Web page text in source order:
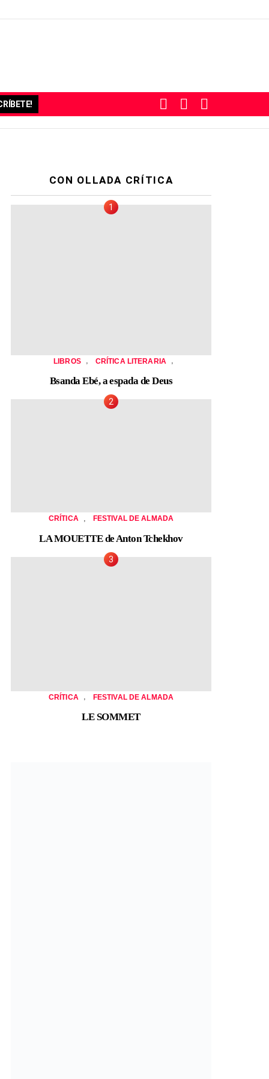
SWITCH
SKIN
BUSCAR
CON OLLADA CRÍTICA
LIBROS , CRÍTICA LITERARIA ,
Bsanda Ebé, a espada de Deus
CRÍTICA FESTIVAL DE ALMADA
LA MOUETTE de Anton Tchekhov
CRÍTICA FESTIVAL DE ALMADA
LE SOMMET